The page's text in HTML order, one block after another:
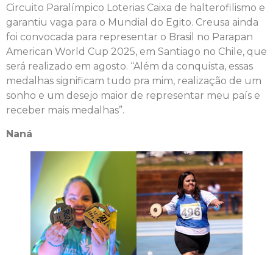
Circuito Paralímpico Loterias Caixa de halterofilismo e
garantiu vaga para o Mundial do Egito. Creusa ainda
foi convocada para representar o Brasil no Parapan
American World Cup 2025, em Santiago no Chile, que
será realizado em agosto. “Além da conquista, essas
medalhas significam tudo pra mim, realização de um
sonho e um desejo maior de representar meu país e
receber mais medalhas”.
Naná